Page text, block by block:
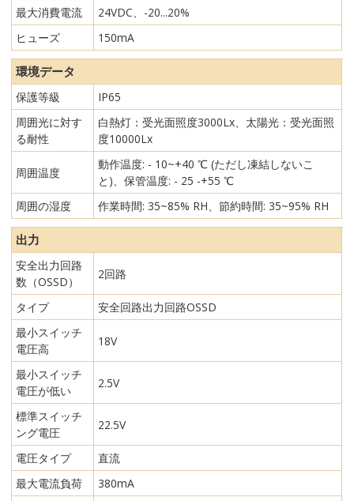
最大消費電流
24VDC、-20...20%
ヒューズ
150mA
環境データ
保護等級
IP65
周囲光に対す
る耐性
白熱灯：受光面照度3000Lx、太陽光：受光面照
度10000Lx
周囲温度
動作温度: - 10~+40 ℃ (ただし凍結しないこ
と)、保管温度: - 25 -+55 ℃
周囲の湿度
作業時間: 35~85% RH、節約時間: 35~95% RH
出力
安全出力回路
数（OSSD）
2回路
タイプ
安全回路出力回路OSSD
最小スイッチ
電圧高
18V
最小スイッチ
電圧が低い
2.5V
標準スイッチ
ング電圧
22.5V
電圧タイプ
直流
最大電流負荷
380mA